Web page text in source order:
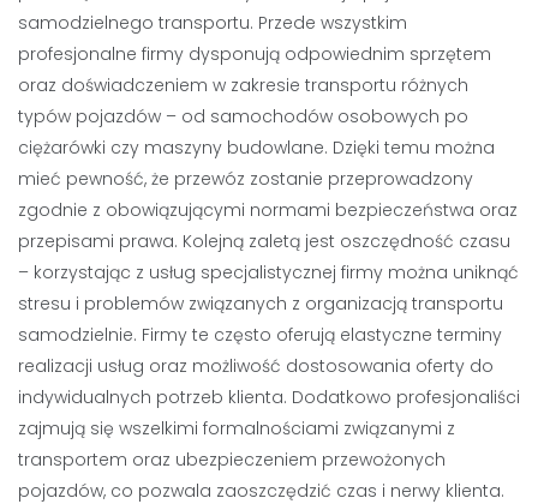
samodzielnego transportu. Przede wszystkim
profesjonalne firmy dysponują odpowiednim sprzętem
oraz doświadczeniem w zakresie transportu różnych
typów pojazdów – od samochodów osobowych po
ciężarówki czy maszyny budowlane. Dzięki temu można
mieć pewność, że przewóz zostanie przeprowadzony
zgodnie z obowiązującymi normami bezpieczeństwa oraz
przepisami prawa. Kolejną zaletą jest oszczędność czasu
– korzystając z usług specjalistycznej firmy można uniknąć
stresu i problemów związanych z organizacją transportu
samodzielnie. Firmy te często oferują elastyczne terminy
realizacji usług oraz możliwość dostosowania oferty do
indywidualnych potrzeb klienta. Dodatkowo profesjonaliści
zajmują się wszelkimi formalnościami związanymi z
transportem oraz ubezpieczeniem przewożonych
pojazdów, co pozwala zaoszczędzić czas i nerwy klienta.